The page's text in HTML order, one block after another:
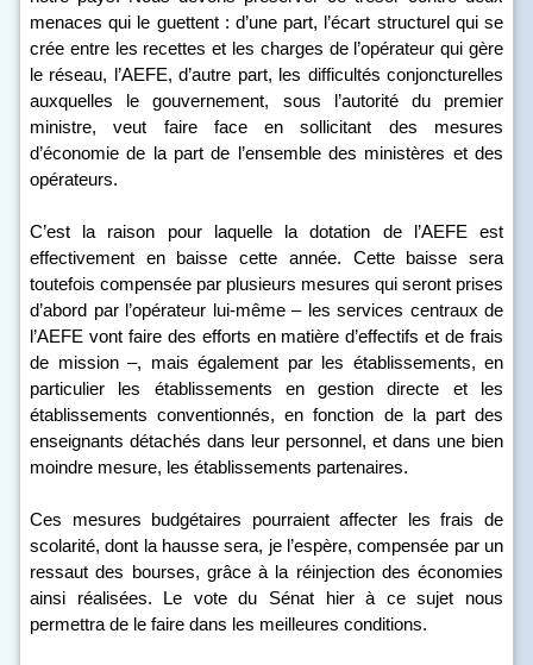
menaces qui le guettent : d’une part, l’écart structurel qui se
crée entre les recettes et les charges de l’opérateur qui gère
le réseau, l’AEFE, d’autre part, les difficultés conjoncturelles
auxquelles le gouvernement, sous l’autorité du premier
ministre, veut faire face en sollicitant des mesures
d’économie de la part de l’ensemble des ministères et des
opérateurs.
C’est la raison pour laquelle la dotation de l’AEFE est
effectivement en baisse cette année. Cette baisse sera
toutefois compensée par plusieurs mesures qui seront prises
d’abord par l’opérateur lui-même – les services centraux de
l’AEFE vont faire des efforts en matière d’effectifs et de frais
de mission –, mais également par les établissements, en
particulier les établissements en gestion directe et les
établissements conventionnés, en fonction de la part des
enseignants détachés dans leur personnel, et dans une bien
moindre mesure, les établissements partenaires.
Ces mesures budgétaires pourraient affecter les frais de
scolarité, dont la hausse sera, je l’espère, compensée par un
ressaut des bourses, grâce à la réinjection des économies
ainsi réalisées. Le vote du Sénat hier à ce sujet nous
permettra de le faire dans les meilleures conditions.